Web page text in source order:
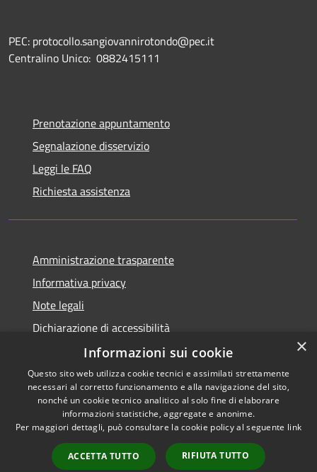
PEC: protocollo.sangiovannirotondo@pec.it
Centralino Unico: 0882415111
Prenotazione appuntamento
Segnalazione disservizio
Leggi le FAQ
Richiesta assistenza
Amministrazione trasparente
Informativa privacy
Note legali
Dichiarazione di accessibilità
Accessibilità
Privacy
Mappa del sito
Copyright © 2026 • Comune di
San Giovanni Rotondo •
Powered byMunicipium •
Accesso redazione
×
Informazioni sui cookie
Questo sito web utilizza cookie tecnici e assimilati strettamente
necessari al corretto funzionamento e alla navigazione del sito,
nonché un cookie tecnico analitico al solo fine di elaborare
informazioni statistiche, aggregate e anonime.
Per maggiori dettagli, può consultare la cookie policy al seguente link
ACCETTA TUTTO RIFIUTA TUTTO